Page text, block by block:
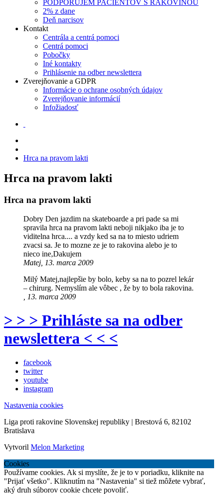
PODPORUJEM PACIENTOV S RAKOVINOU
2% z dane
Deň narcisov
Kontakt
Centrála a centrá pomoci
Centrá pomoci
Pobočky
Iné kontakty
Prihlásenie na odber newslettera
Zverejňovanie a GDPR
Informácie o ochrane osobných údajov
Zverejňovanie informácií
Infožiadosť
Hrca na pravom lakti
Hrca na pravom lakti
Hrca na pravom lakti
Dobry Den jazdim na skateboarde a pri pade sa mi
spravila hrca na pravom lakti neboji nikjako iba je to
viditelna hrca.... a vzdy ked sa na to miesto udriem
zvacsi sa. Je to mozne ze je to rakovina alebo je to
nieco ine,Dakujem
Matej, 13. marca 2009
Milý Matej,najlepšie by bolo, keby sa na to pozrel lekár
– chirurg. Nemyslím ale vôbec , že by to bola rakovina.
, 13. marca 2009
> > > Prihláste sa na odber
newslettera < < <
facebook
twitter
youtube
instagram
Nastavenia cookies
Liga proti rakovine Slovenskej republiky | Brestová 6, 82102
Bratislava
Vytvoril Melon Marketing
Cookies
Používame cookies. Ak si myslíte, že je to v poriadku, kliknite na
"Prijať všetko". Kliknutím na "Nastavenia" si tiež môžete vybrať,
aký druh súborov cookie chcete povoliť.